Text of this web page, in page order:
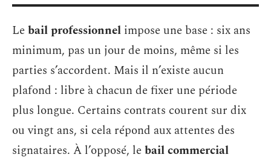
Lebail professionnel impose une base : six ans
minimum, pas un jour de moins, même si les
parties s’accordent. Mais il n’existe aucun
plafond : libre à chacun de fixer une période
plus longue. Certains contrats courent sur dix
ou vingt ans, si cela répond aux attentes des
signataires. À l’opposé, lebail commercial